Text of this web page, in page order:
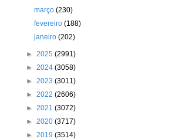
março(230)
fevereiro(188)
janeiro(202)
► 2025 (2991)
► 2024 (3058)
► 2023 (3011)
► 2022 (2606)
► 2021 (3072)
► 2020 (3717)
► 2019 (3514)